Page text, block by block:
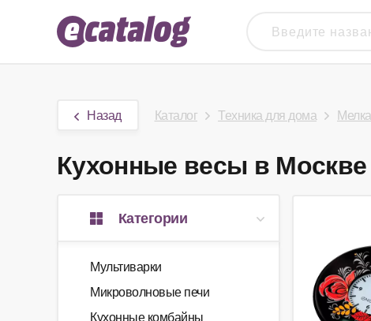
Назад Каталог Техника для дома
Кухонные весы в
Категории
Мультиварки
Микроволновые печи
Кухонные комбайны